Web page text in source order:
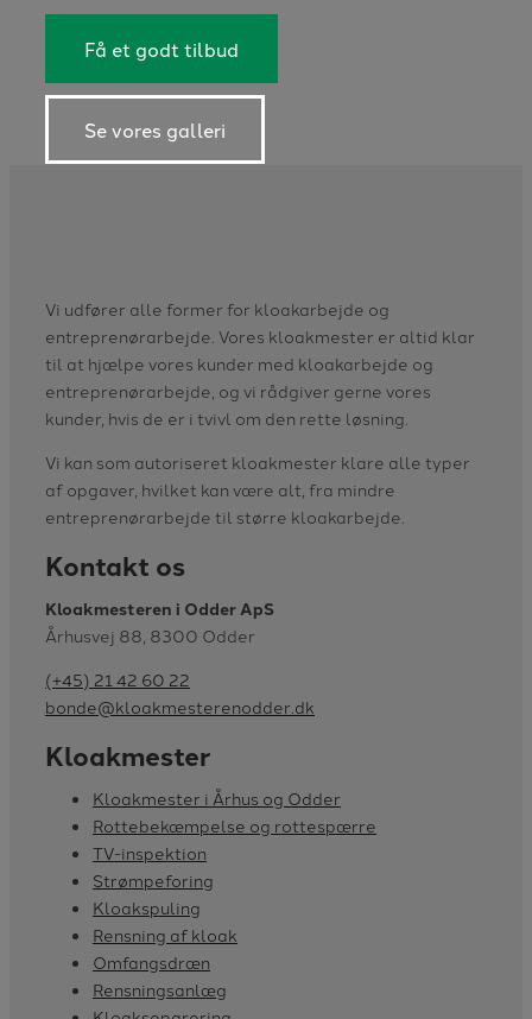
Få et godt tilbud
Se vores galleri
Vi udfører alle former for kloakarbejde og
entreprenørarbejde. Vores kloakmester er altid klar
til at hjælpe vores kunder med kloakarbejde og
entreprenørarbejde, og vi rådgiver gerne vores
kunder, hvis de er i tvivl om den rette løsning.
​Vi kan som autoriseret kloakmester klare alle typer
af opgaver, hvilket kan være alt, fra mindre
entreprenørarbejde til større kloakarbejde.
Kontakt os
Kloakmesteren i Odder ApS
Århusvej 88, 8300 Odder
(+45) 21 42 60 22
bonde@kloakmesterenodder.dk
Kloakmester
Kloakmester i Århus og Odder
Rottebekæmpelse og rottespærre
TV-inspektion
Strømpeforing
Kloakspuling
Rensning af kloak
Omfangsdræn
Rensningsanlæg